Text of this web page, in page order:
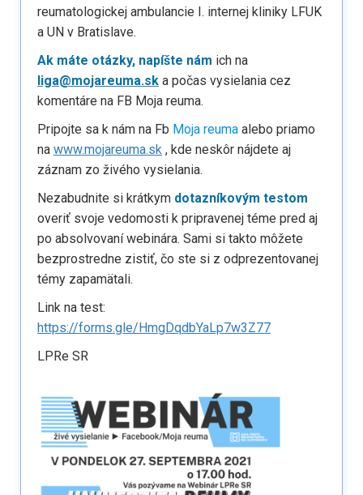
reumatologickej ambulancie I. internej kliniky LFUK
a UN v Bratislave.
Ak máte otázky, napíšte nám ich na
liga@mojareuma.sk a počas vysielania cez
komentáre na FB Moja reuma.
Pripojte sa k nám na Fb Moja reuma alebo priamo
na www.mojareuma.sk , kde neskôr nájdete aj
záznam zo živého vysielania.
Nezabudnite si krátkym dotazníkovým testom
overiť svoje vedomosti k pripravenej téme pred aj
po absolvovaní webinára. Sami si takto môžete
bezprostredne zistiť, čo ste si z odprezentovanej
témy zapamätali.
Link na test:
https://forms.gle/HmgDqdbYaLp7w3Z77
LPRe SR